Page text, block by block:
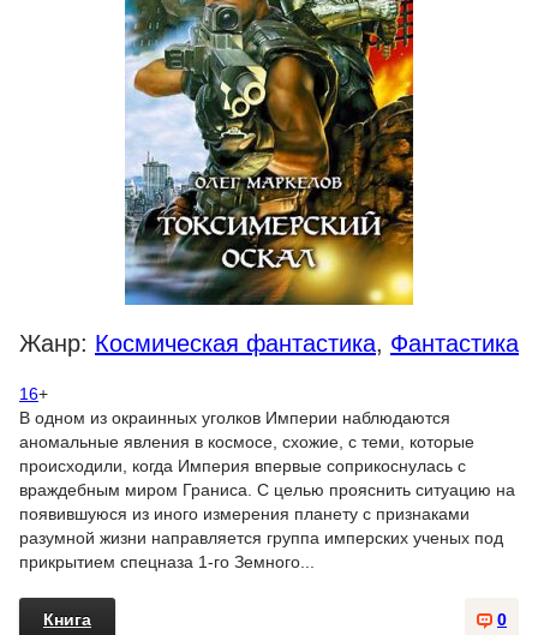
Жанр: Космическая фантастика, Фантастика
16+
В одном из окраинных уголков Империи наблюдаются
аномальные явления в космосе, схожие, с теми, которые
происходили, когда Империя впервые соприкоснулась с
враждебным миром Граниса. С целью прояснить ситуацию на
появившуюся из иного измерения планету с признаками
разумной жизни направляется группа имперских ученых под
прикрытием спецназа 1-го Земного...
0
Книга